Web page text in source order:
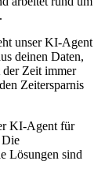
unser KI-Agent
deinen Daten,
der Zeit immer
Zeitersparnis
KI-Agent für
Die
Lösungen sind